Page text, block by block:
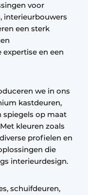
voor
interieurbouwers
een sterk
en een
we in ons
kastdeuren,
spiegels op maat
kleuren zoals
profielen en
die
interieurdesign.
schuifdeuren,